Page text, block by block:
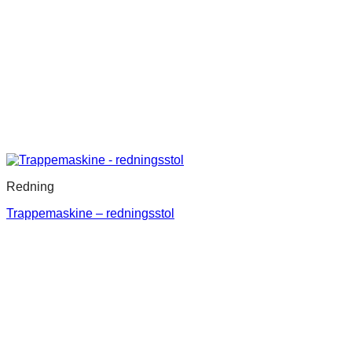
Redning
Trappemaskine – redningsstol